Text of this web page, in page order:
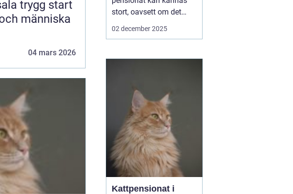
människa
04 mars 2026
stort, oavsett om det
gäller en hel semester
runt Norrköping letar
hunden blir...
02 december 2025
Kattpensionat i